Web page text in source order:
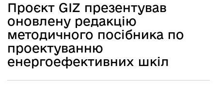
Зміст статті
Проєкт GIZ презентував
оновлену редакцію
методичного посібника по
проектуванню
енергоефективних шкіл